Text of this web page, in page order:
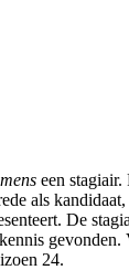
een stagiair.
als
De
gevonden.
24.